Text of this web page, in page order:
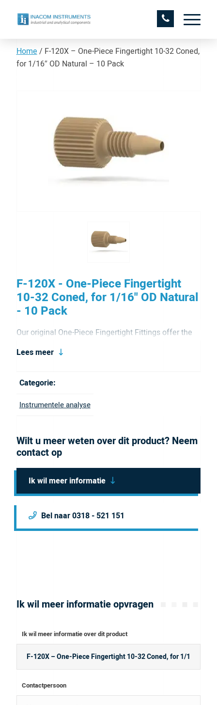
Home / F-120X – One-Piece Fingertight 10-32 Coned,
for 1/16″ OD Natural – 10 Pack
F-120X - One-Piece Fingertight
10-32 Coned, for 1/16" OD Natural
- 10 Pack
Our original One-Piece Fingertight Fittings offer the
convenience of making a tubing connection without
tightening the fitting into place. Simply use your
has a 10-32 coned port configuration and is for 1/16″
red, yellow, a 10 pack of natural and a fun pack of 6
with a variety of colors.
Lees meer
Categorie:
Instrumentele analyse
Wilt u meer weten over dit product? Neem
contact op
Ik wil meer informatie
Bel naar 0318 - 521 151
Ik wil meer informatie opvragen
Ik wil meer informatie over dit product
Contactpersoon